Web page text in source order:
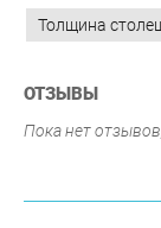
Толщина
ОТЗЫВЫ
Пока нет